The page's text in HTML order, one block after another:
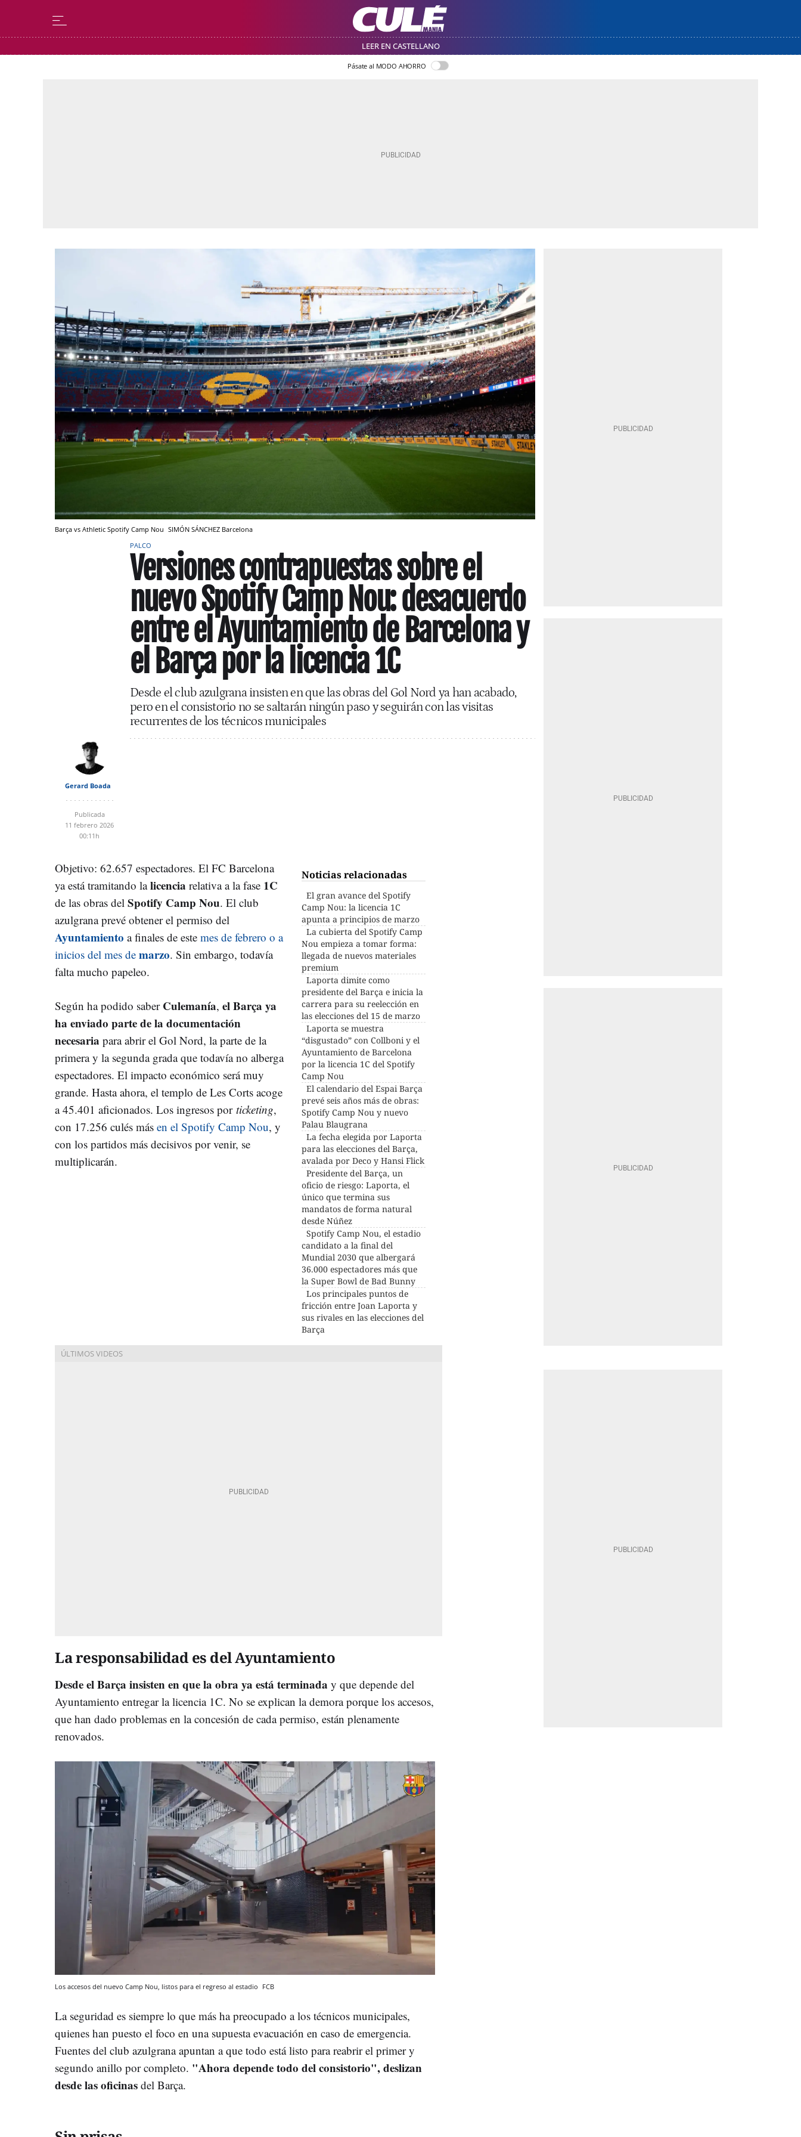
LEER EN CASTELLANO
Pásate al MODO AHORRO
Barça vs Athletic Spotify Camp Nou SIMÓN SÁNCHEZ Barcelona
PALCO
Versiones contrapuestas sobre el
nuevo Spotify Camp Nou: desacuerdo
entre el Ayuntamiento de Barcelona y
el Barça por la licencia 1C
Desde el club azulgrana insisten en que las obras del Gol Nord ya han acabado,
pero en el consistorio no se saltarán ningún paso y seguirán con las visitas
recurrentes de los técnicos municipales
Gerard Boada
Publicada
11 febrero 2026
00:11h
Noticias relacionadas
El gran avance del Spotify
Camp Nou: la licencia 1C
apunta a principios de marzo
La cubierta del Spotify Camp
Nou empieza a tomar forma:
llegada de nuevos materiales
premium
Laporta dimite como
presidente del Barça e inicia la
carrera para su reelección en
las elecciones del 15 de marzo
Laporta se muestra
“disgustado” con Collboni y el
Ayuntamiento de Barcelona
por la licencia 1C del Spotify
Camp Nou
El calendario del Espai Barça
prevé seis años más de obras:
Spotify Camp Nou y nuevo
Palau Blaugrana
La fecha elegida por Laporta
para las elecciones del Barça,
avalada por Deco y Hansi Flick
Presidente del Barça, un
oficio de riesgo: Laporta, el
único que termina sus
mandatos de forma natural
desde Núñez
Spotify Camp Nou, el estadio
candidato a la final del
Mundial 2030 que albergará
36.000 espectadores más que
la Super Bowl de Bad Bunny
Los principales puntos de
fricción entre Joan Laporta y
sus rivales en las elecciones del
Barça
Objetivo: 62.657 espectadores. El FC Barcelona
ya está tramitando lalicencia relativa a la fase 1C
de las obras del Spotify Camp Nou. El club
azulgrana prevé obtener el permiso del
Ayuntamiento a finales de este mes de febrero o a
inicios del mes de marzo. Sin embargo, todavía
falta mucho papeleo.
Según ha podido saber Culemanía, el Barça ya
ha enviado parte de la documentación
necesaria para abrir el Gol Nord, la parte de la
primera y la segunda grada que todavía no alberga
espectadores. El impacto económico será muy
grande. Hasta ahora, el templo de Les Corts acoge
a 45.401 aficionados. Los ingresos por ticketing,
con 17.256 culés más en el Spotify Camp Nou, y
con los partidos más decisivos por venir, se
multiplicarán.
La responsabilidad es del Ayuntamiento
Desde el Barça insisten en que la obra ya está terminada y que depende del
Ayuntamiento entregar la licencia 1C. No se explican la demora porque los accesos,
que han dado problemas en la concesión de cada permiso, están plenamente
renovados.
Los accesos del nuevo Camp Nou, listos para el regreso al estadio FCB
La seguridad es siempre lo que más ha preocupado a los técnicos municipales,
quienes han puesto el foco en una supuesta evacuación en caso de emergencia.
Fuentes del club azulgrana apuntan a que todo está listo para reabrir el primer y
segundo anillo por completo. "Ahora depende todo del consistorio", deslizan
desde las oficinas del Barça.